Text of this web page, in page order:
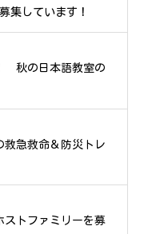
集しています！
秋の日本語教室の
救急救命＆防災トレ
ストファミリーを募